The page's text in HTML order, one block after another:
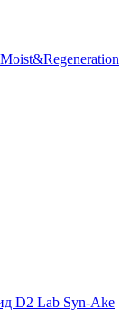
D2 Lab Syn-Ake